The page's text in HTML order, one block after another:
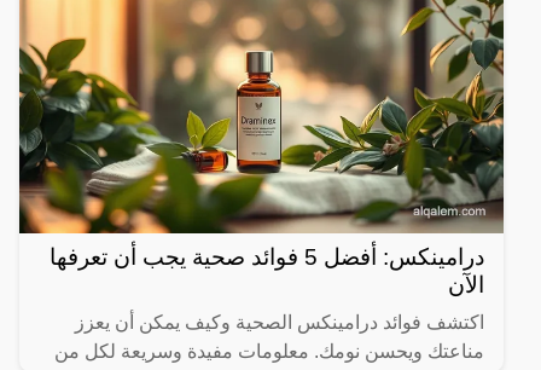
درامينكس: أفضل 5 فوائد صحية يجب أن تعرفها
الآن
اكتشف فوائد درامينكس الصحية وكيف يمكن أن يعزز
مناعتك ويحسن نومك. معلومات مفيدة وسريعة لكل من